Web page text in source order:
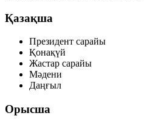
Қазақша
Президент сарайы
Қонақүй
Жастар сарайы
Мәдени
Даңғыл
Орысша